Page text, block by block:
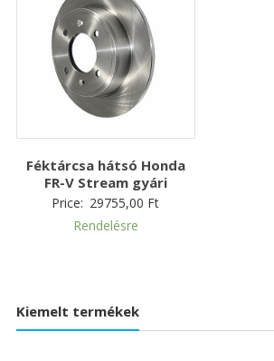
Féktárcsa hátsó Honda
FR-V Stream gyári
Price: 29755,00 Ft
Rendelésre
Kiemelt termékek